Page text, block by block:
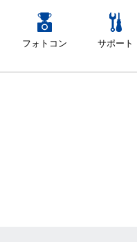
フォトコン サポート